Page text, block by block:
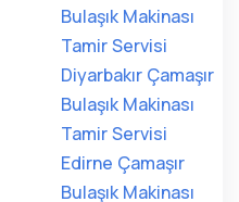
Bulaşık Makinası
Tamir Servisi
Diyarbakır Çamaşır
Bulaşık Makinası
Tamir Servisi
Edirne Çamaşır
Bulaşık Makinası